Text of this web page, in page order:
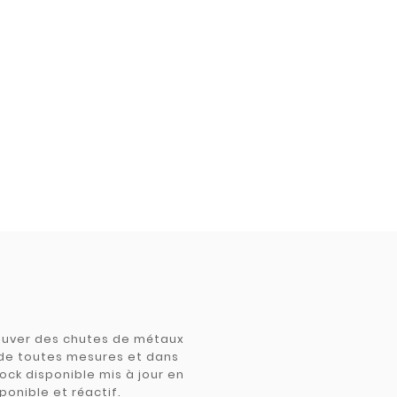
des chutes de métaux
toutes mesures et dans
disponible mis à jour en
et réactif.